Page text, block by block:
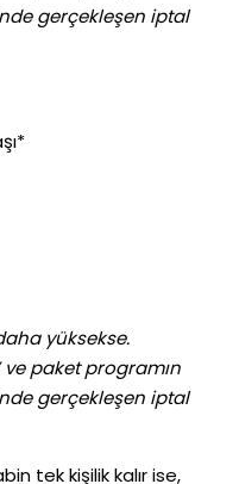
gerçekleşen iptal
yüksekse.
paket programın
gerçekleşen iptal
tek kişilik kalır ise,